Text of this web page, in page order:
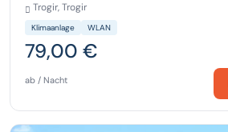
Trogir, Trogir
Klimaanlage WLAN
79,00 €
ab / Nacht